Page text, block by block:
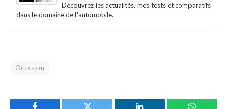
Découvrez les actualités, mes tests et comparatifs
dans le domaine de l'automobile.
Occasion